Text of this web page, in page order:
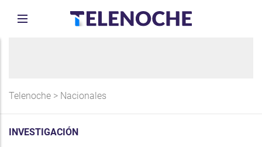
Telenoche > Nacionales
INVESTIGACIÓN